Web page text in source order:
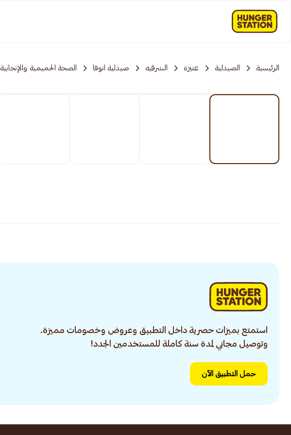
الرئيسية الصيدلية عنيزة الشرقیه صيدلية انوفا الصحة الحميمية والإنجابية
استمتع بميزات حصرية داخل التطبيق وعروض وخصومات مميزة.
وتوصيل مجاني لمدة سنة كاملة للمستخدمين الجدد!
حمل التطبيق الآن